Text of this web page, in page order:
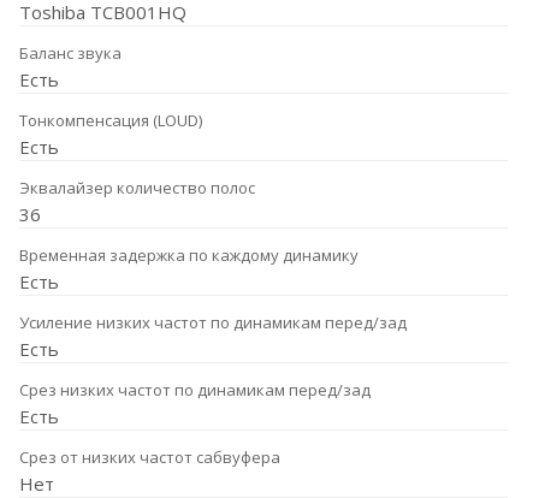
Toshiba TCB001HQ
Баланс звука
Есть
Тонкомпенсация (LOUD)
Есть
Эквалайзер количество полос
36
Временная задержка по каждому динамику
Есть
Усиление низких частот по динамикам перед/зад
Есть
Срез низких частот по динамикам перед/зад
Есть
Срез от низких частот сабвуфера
Нет